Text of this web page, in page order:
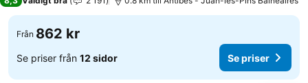
Från 862 kr
Se priser från 12 sidor Se priser